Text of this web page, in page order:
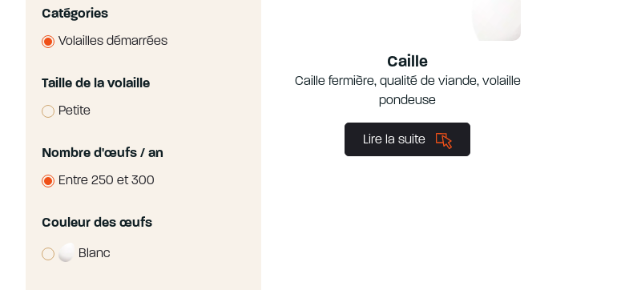
Catégories
Volailles démarrées
Taille de la volaille
Petite
Nombre d'œufs / an
Entre 250 et 300
Couleur des œufs
Blanc
Caille
Caille fermière, qualité de viande, volaille
pondeuse
Lire la suite